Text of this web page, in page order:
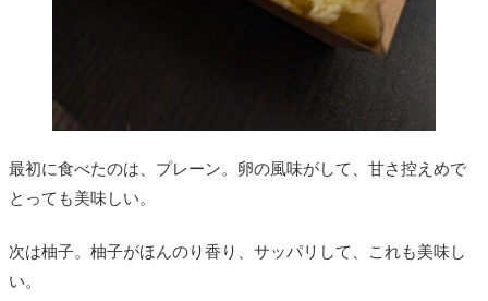
最初に食べたのは、プレーン。卵の風味がして、甘さ控えめで
とっても美味しい。
次は柚子。柚子がほんのり香り、サッパリして、これも美味し
い。